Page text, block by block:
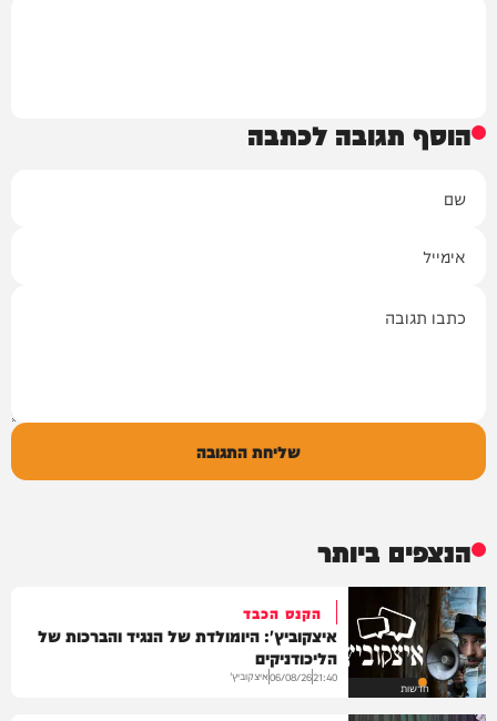
הוסף תגובה לכתבה
שליחת התגובה
הנצפים ביותר
חדשות
הקנס הכבד
איצקוביץ': היומולדת של הנגיד והברכות של
הליכודניקים
21:40
06/08/26איצקוביץ'